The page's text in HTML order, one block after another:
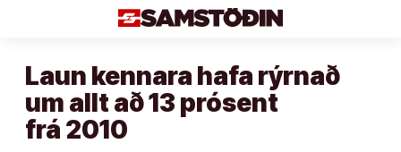
Laun kennara hafa rýrnað
um allt að 13 prósent
frá 2010